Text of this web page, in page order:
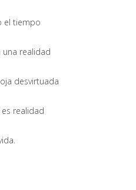
el tiempo
una realidad
desvirtuada
realidad